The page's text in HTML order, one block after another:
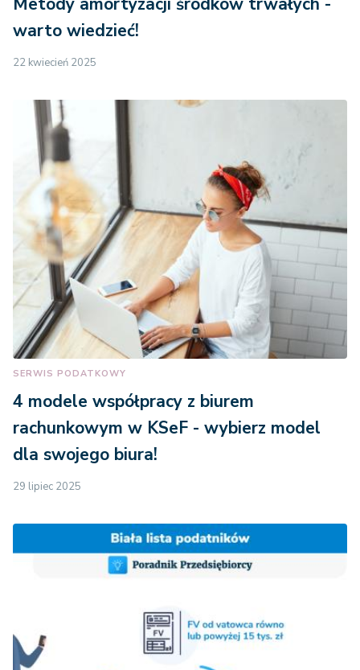
Art. 42 ust.1 pkt 40a.
przedmiotem są udziały w:
b) innych niż spółki podmiotach, jeżeli mają one
osobowość prawną
- z wyłączeniem usług przechowywania tych
udziałów i zarządzania nimi.
Art. 42 ust.1 pkt 41.
usługi, których przedmiotem są instrumenty
finansowe, o których mowa w ustawie z dnia 29
lipca 2005 r. o obrocie instrumentami finansowymi
(Dz. U. z 2010 r. nr 211, poz. 1384 oraz z 2011 r.
nr 106, poz. 622 i nr 131, poz. 763), z
wyłączeniem przechowywania tych instrumentów i
zarządzania nimi, oraz usługi pośrednictwa w tym
zakresie.
warto wiedzieć!
22 kwiecień 2025
SERWIS PODATKOWY
4 modele współpracy z biurem
rachunkowym w KSeF - wybierz model
dla swojego biura!
29 lipiec 2025